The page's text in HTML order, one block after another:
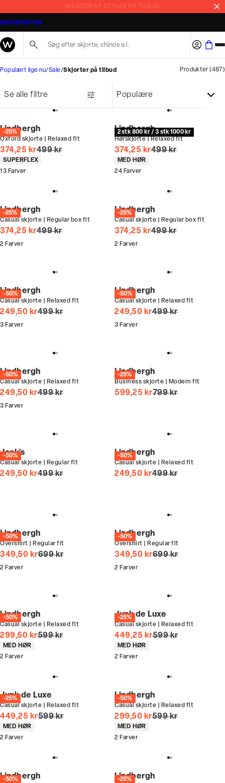
MASSER AF STYLES PÅ TILBUD
GRATIS RETUR
Populært lige nu Sale Skjorter på tilbud Produkter (487 )
Se alle filtre
-25%
Lindbergh
Oxford skjorte | Relaxed fit
374,25 krI alt (uden rabat)
499 kr
Produkt egenskaber
SUPERFLEX
13 Farver
2 stk 800 kr / 3 stk 1000 kr
Lindbergh
Hørskjorte | Relaxed fit
374,25 krI alt (uden rabat)
499 kr
Produkt egenskaber
MED HØR
24 Farver
-25%
Lindbergh
Casual skjorte | Regular box fit
374,25 krI alt (uden rabat)
499 kr
2 Farver
-25%
Lindbergh
Casual skjorte | Regular box fit
374,25 krI alt (uden rabat)
499 kr
2 Farver
-50%
Lindbergh
Casual skjorte | Relaxed fit
249,50 krI alt (uden rabat)
499 kr
3 Farver
-50%
Lindbergh
Casual skjorte | Relaxed fit
249,50 krI alt (uden rabat)
499 kr
3 Farver
-50%
Lindbergh
Casual skjorte | Relaxed fit
249,50 krI alt (uden rabat)
499 kr
3 Farver
-25%
Lindbergh
Business skjorte | Modern fit
599,25 krI alt (uden rabat)
799 kr
-50%
Jack's
Casual skjorte | Regular fit
249,50 krI alt (uden rabat)
499 kr
-50%
Lindbergh
Casual skjorte | Relaxed fit
249,50 krI alt (uden rabat)
499 kr
-50%
Lindbergh
Overshirt | Regular fit
349,50 krI alt (uden rabat)
699 kr
2 Farver
-50%
Lindbergh
Overshirt | Regular fit
349,50 krI alt (uden rabat)
699 kr
2 Farver
-50%
Lindbergh
Casual skjorte | Relaxed fit
299,50 krI alt (uden rabat)
599 kr
Produkt egenskaber
MED HØR
2 Farver
-25%
Junk de Luxe
Casual skjorte | Relaxed fit
449,25 krI alt (uden rabat)
599 kr
Produkt egenskaber
MED HØR
2 Farver
-25%
Junk de Luxe
Casual skjorte | Relaxed fit
449,25 krI alt (uden rabat)
599 kr
Produkt egenskaber
MED HØR
2 Farver
-50%
Lindbergh
Casual skjorte | Relaxed fit
299,50 krI alt (uden rabat)
599 kr
Produkt egenskaber
MED HØR
2 Farver
-50%
Lindbergh -25%
Lindbergh